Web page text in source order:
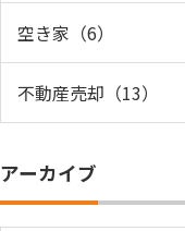
空き家（6）
不動産売却（13）
アーカイブ